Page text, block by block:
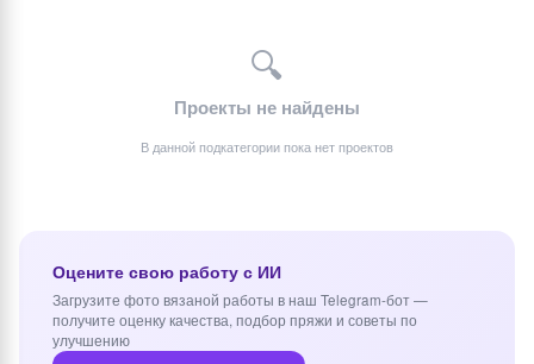
🔍
Проекты не найдены
В данной подкатегории пока нет проектов
Оцените свою работу с ИИ
Загрузите фото вязаной работы в наш Telegram-бот —
получите оценку качества, подбор пряжи и советы по
улучшению